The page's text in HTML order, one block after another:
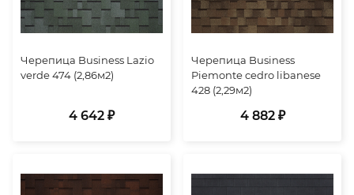
Черепица Business Lazio
verde 474 (2,86м2)
4 642 ₽
Черепица Business
Piemonte cedro libanese
428 (2,29м2)
4 882 ₽